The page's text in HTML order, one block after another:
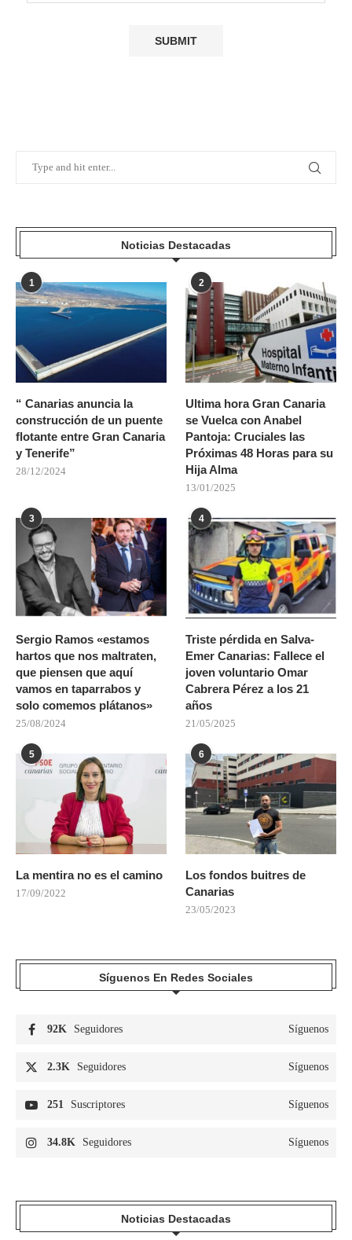
Noticias Destacadas
1
“ Canarias anuncia la
construcción de un puente
flotante entre Gran Canaria
y Tenerife”
28/12/2024
2
Ultima hora Gran Canaria
se Vuelca con Anabel
Pantoja: Cruciales las
Próximas 48 Horas para su
Hija Alma
13/01/2025
3
Sergio Ramos «estamos
hartos que nos maltraten,
que piensen que aquí
vamos en taparrabos y
solo comemos plátanos»
25/08/2024
4
Triste pérdida en Salva-
Emer Canarias: Fallece el
joven voluntario Omar
Cabrera Pérez a los 21
años
21/05/2025
5
La mentira no es el camino
17/09/2022
6
Los fondos buitres de
Canarias
23/05/2023
Síguenos En Redes Sociales
92K Seguidores Síguenos
2.3K Seguidores Síguenos
251 Suscriptores Síguenos
34.8K Seguidores Síguenos
Noticias Destacadas